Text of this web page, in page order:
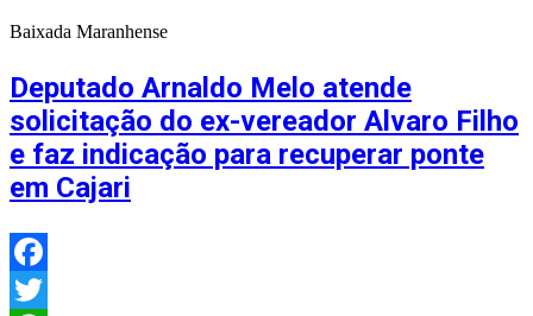
Baixada Maranhense
Deputado Arnaldo Melo atende
solicitação do ex-vereador Alvaro Filho
e faz indicação para recuperar ponte
em Cajari
Facebook